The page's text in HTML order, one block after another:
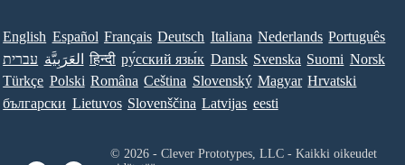
English Español Français Deutsch Italiana Nederlands Português
עברית العَرَبِيَّة हिन्दी ру́сский язы́к Dansk Svenska Suomi Norsk
Türkçe Polski Româna Ceština Slovenský Magyar Hrvatski
български Lietuvos Slovenščina Latvijas eesti
© 2026 - Clever Prototypes, LLC - Kaikki oikeudet